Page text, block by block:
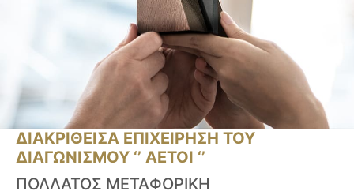
ΔΙΑΚΡΙΘΕΙΣΑ ΕΠΙΧΕΙΡΗΣΗ ΤΟΥ
ΔΙΑΓΩΝΙΣΜΟΥ ‘’ ΑΕΤΟΙ ‘’
ΠΟΛΛΑΤΟΣ ΜΕΤΑΦΟΡΙΚΗ